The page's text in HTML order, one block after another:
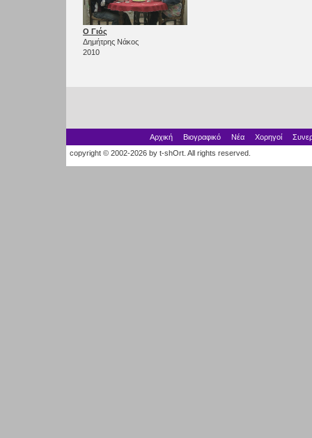
Ο Γιός
Δημήτρης Νάκος
2010
Αρχική Βιογραφικό Νέα Χορηγοί
copyright © 2002-2026 by t-shOrt. All rights reserved.